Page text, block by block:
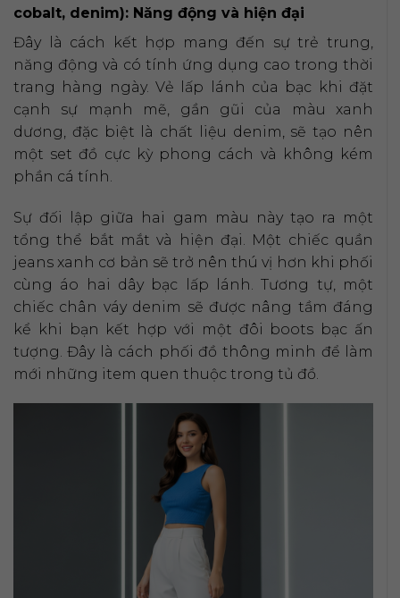
cobalt, denim): Năng động và hiện đại
Đây là cách kết hợp mang đến sự trẻ trung,
năng động và có tính ứng dụng cao trong thời
trang hàng ngày. Vẻ lấp lánh của bạc khi đặt
cạnh sự mạnh mẽ, gần gũi của màu xanh
dương, đặc biệt là chất liệu denim, sẽ tạo nên
một set đồ cực kỳ phong cách và không kém
phần cá tính.
Sự đối lập giữa hai gam màu này tạo ra một
tổng thể bắt mắt và hiện đại. Một chiếc quần
jeans xanh cơ bản sẽ trở nên thú vị hơn khi phối
cùng áo hai dây bạc lấp lánh. Tương tự, một
chiếc chân váy denim sẽ được nâng tầm đáng
kể khi bạn kết hợp với một đôi boots bạc ấn
tượng. Đây là cách phối đồ thông minh để làm
mới những item quen thuộc trong tủ đồ.